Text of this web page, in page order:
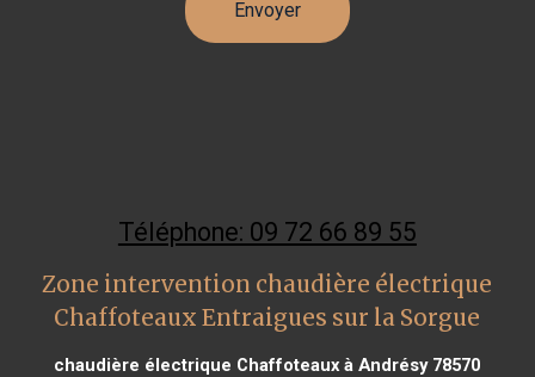
Téléphone: 09 72 66 89 55
Zone intervention chaudière électrique
Chaffoteaux Entraigues sur la Sorgue
chaudière électrique Chaffoteaux à Andrésy 78570